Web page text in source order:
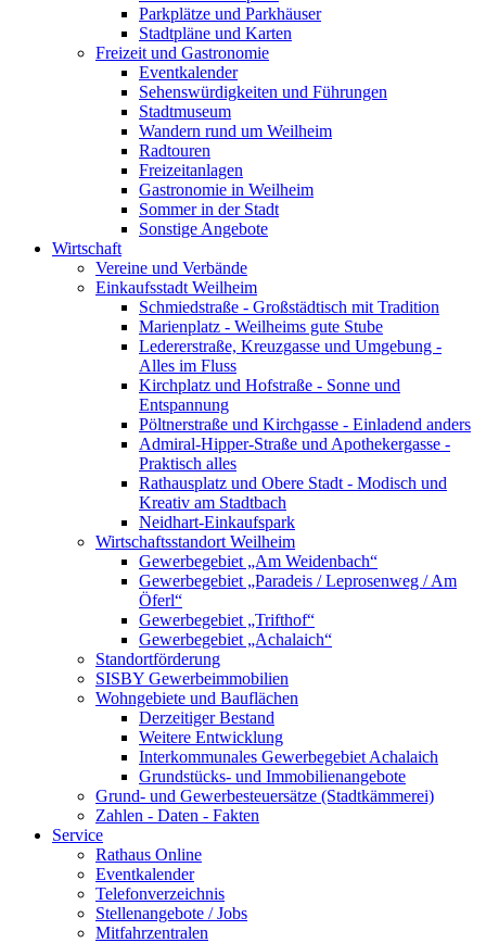
Parkplätze und Parkhäuser
Stadtpläne und Karten
Freizeit und Gastronomie
Eventkalender
Sehenswürdigkeiten und Führungen
Stadtmuseum
Wandern rund um Weilheim
Radtouren
Freizeitanlagen
Gastronomie in Weilheim
Sommer in der Stadt
Sonstige Angebote
Wirtschaft
Vereine und Verbände
Einkaufsstadt Weilheim
Schmiedstraße - Großstädtisch mit Tradition
Marienplatz - Weilheims gute Stube
Ledererstraße, Kreuzgasse und Umgebung -
Alles im Fluss
Kirchplatz und Hofstraße - Sonne und
Entspannung
Pöltnerstraße und Kirchgasse - Einladend anders
Admiral-Hipper-Straße und Apothekergasse -
Praktisch alles
Rathausplatz und Obere Stadt - Modisch und
Kreativ am Stadtbach
Neidhart-Einkaufspark
Wirtschaftsstandort Weilheim
Gewerbegebiet „Am Weidenbach“
Gewerbegebiet „Paradeis / Leprosenweg / Am
Öferl“
Gewerbegebiet „Trifthof“
Gewerbegebiet „Achalaich“
Standortförderung
SISBY Gewerbeimmobilien
Wohngebiete und Bauflächen
Derzeitiger Bestand
Weitere Entwicklung
Interkommunales Gewerbegebiet Achalaich
Grundstücks- und Immobilienangebote
Grund- und Gewerbesteuersätze (Stadtkämmerei)
Zahlen - Daten - Fakten
Service
Rathaus Online
Eventkalender
Telefonverzeichnis
Stellenangebote / Jobs
Mitfahrzentralen